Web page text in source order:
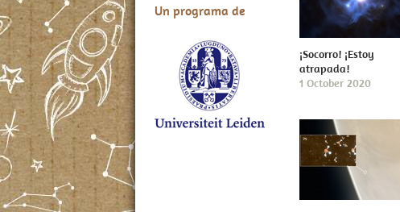
Un programa de
¡Socorro! ¡Estoy
atrapada!
1 October 2020